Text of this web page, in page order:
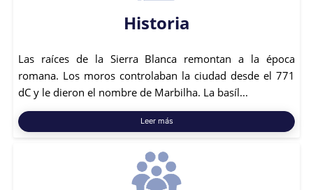
Historia
Las raíces de la Sierra Blanca remontan a la época
romana. Los moros controlaban la ciudad desde el 771
dC y le dieron el nombre de Marbilha. La basíl...
Leer más